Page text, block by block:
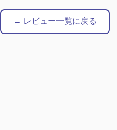
← レビュー一覧に戻る